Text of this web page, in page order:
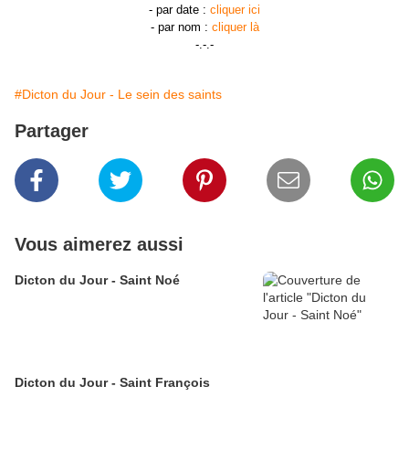
- par date : cliquer ici
- par nom : cliquer là
-.-.-
#Dicton du Jour - Le sein des saints
Partager
Vous aimerez aussi
Dicton du Jour - Saint Noé
Dicton du Jour - Saint François